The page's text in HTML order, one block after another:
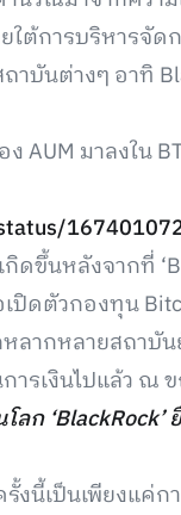
การบริหารจัดก
าบันต่างๆ อาทิ
ง AUM มาลงใ
ขึ้นหลังจากที่
ดตัวกองทุน
ลากหลายสถา
ารเงินไปแล้ว ณ
‘BlackRock’
งนี้เป็นเพียงแค่